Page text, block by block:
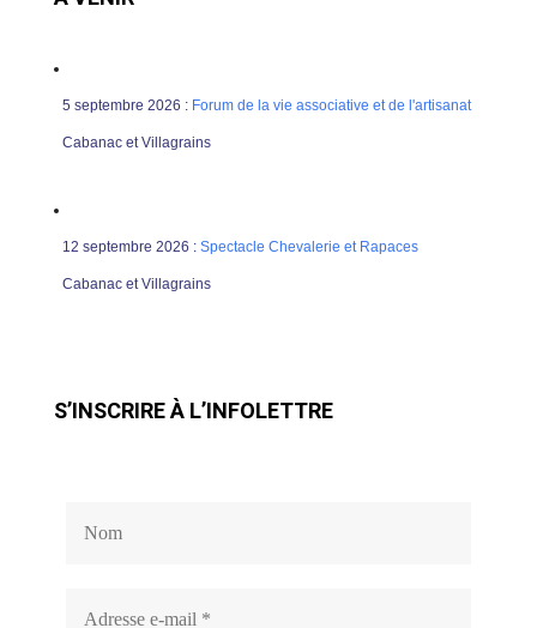
5 septembre 2026 : Forum de la vie associative et de l'artisanat
Cabanac et Villagrains
12 septembre 2026 : Spectacle Chevalerie et Rapaces
Cabanac et Villagrains
S’INSCRIRE À L’INFOLETTRE